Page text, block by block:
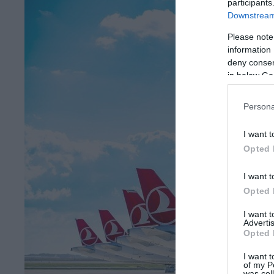
Please
information
deny
in below
I want
Opted
I want
Opted
I want
Opted
I want
of my